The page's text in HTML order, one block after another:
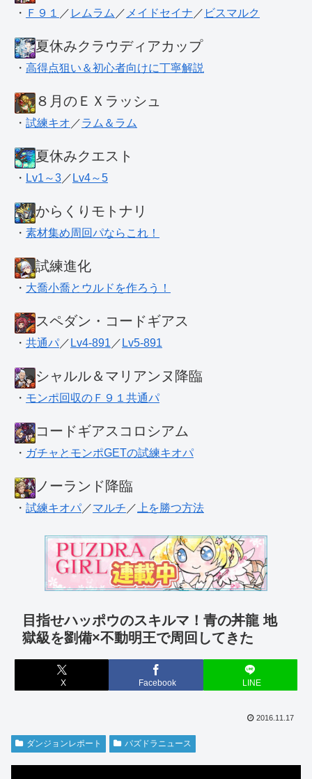
・ Ｆ９１ ／ レムラム ／ メイドセイナ ／ ビスマルク
夏休みクラウディアカップ
・ 高得点狙い＆初心者向けに丁寧解説
８月のＥＸラッシュ
・ 試練キオ ／ラム＆ラム
夏休みクエスト
・ Lv1～3 ／ Lv4～5
からくりモトナリ
・ 素材集め周回パならこれ！
試練進化
・ 大喬小喬とウルドを作ろう！
スペダン・コードギアス
・ 共通パ ／ Lv4-891 ／ Lv5-891
シャルル＆マリアンヌ降臨
・ モンポ回収のＦ９１共通パ
コードギアスコロシアム
・ ガチャとモンポGETの試練キオパ
ノーランド降臨
・ 試練キオパ ／マルチ ／ 上を勝つ方法
目指せハッポウのスキルマ！青の丼龍 地
獄級を劉備×不動明王で周回してきた
X Facebook LINE
2016.11.17
ダンジョンレポート パズドラニュース